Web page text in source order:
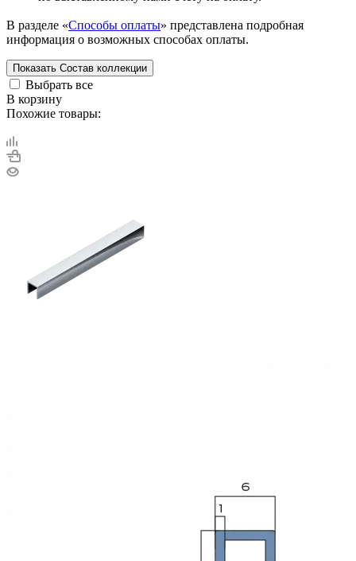
В разделе «Способы оплаты» представлена подробная
информация о возможных способах оплаты.
Показать Состав коллекции
Выбрать все
В корзину
Похожие товары: